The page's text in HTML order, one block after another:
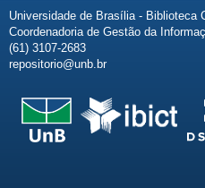
Universidade de Brasília - Biblioteca
Coordenadoria de Gestão da
(61) 3107-2683
repositorio@unb.br